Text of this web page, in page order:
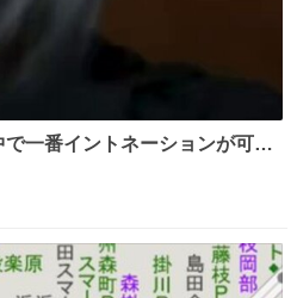
一番イントネーションが可愛